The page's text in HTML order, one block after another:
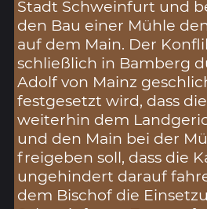
Stadt Schweinfurt und
den Bau einer Mühle
auf dem Main. Der
schließlich in Bamberg
Adolf von Mainz
festgesetzt wird, dass
weiterhin dem
und den Main bei der
freigeben soll, dass die
ungehindert darauf
dem Bischof die